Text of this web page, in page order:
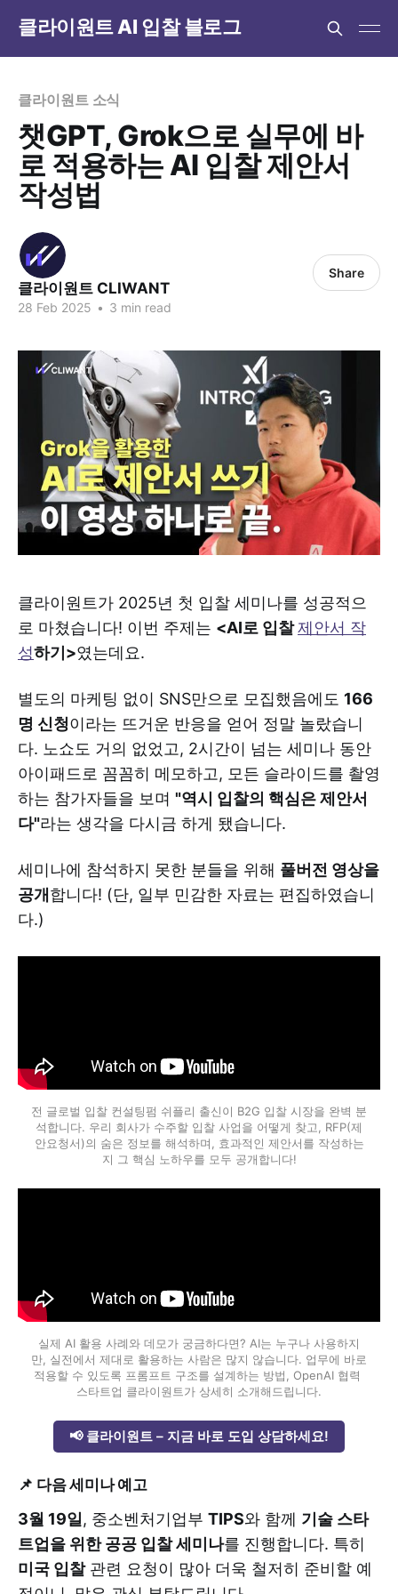
클라이원트 AI 입찰 블로그
클라이원트 소식
챗GPT, Grok으로 실무에 바
로 적용하는 AI 입찰 제안서
작성법
클라이원트 CLIWANT
28 Feb 2025 • 3 min read
Share
클라이원트가 2025년 첫 입찰 세미나를 성공적으
로 마쳤습니다! 이번 주제는 <AI로 입찰제안서 작
성하기>였는데요.
별도의 마케팅 없이 SNS만으로 모집했음에도 166
명 신청이라는 뜨거운 반응을 얻어 정말 놀랐습니
다. 노쇼도 거의 없었고, 2시간이 넘는 세미나 동안
아이패드로 꼼꼼히 메모하고, 모든 슬라이드를 촬영
하는 참가자들을 보며 "역시 입찰의 핵심은 제안서
다"라는 생각을 다시금 하게 됐습니다.
세미나에 참석하지 못한 분들을 위해 풀버전 영상을
공개합니다! (단, 일부 민감한 자료는 편집하였습니
다.)
전 글로벌 입찰 컨설팅펌 쉬플리 출신이 B2G 입찰 시장을 완벽 분
석합니다. 우리 회사가 수주할 입찰 사업을 어떻게 찾고, RFP(제
안요청서)의 숨은 정보를 해석하며, 효과적인 제안서를 작성하는
지 그 핵심 노하우를 모두 공개합니다!
실제 AI 활용 사례와 데모가 궁금하다면? AI는 누구나 사용하지
만, 실전에서 제대로 활용하는 사람은 많지 않습니다. 업무에 바로
적용할 수 있도록 프롬프트 구조를 설계하는 방법, OpenAI 협력
스타트업 클라이원트가 상세히 소개해드립니다.
📢 클라이원트 – 지금 바로 도입 상담하세요!
📌 다음 세미나 예고
3월 19일 , 중소벤처기업부 TIPS와 함께 기술 스타
트업을 위한 공공 입찰 세미나를 진행합니다. 특히
미국 입찰관련 요청이 많아 더욱 철저히 준비할 예